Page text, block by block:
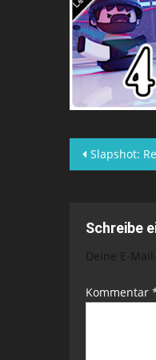
Slapshot:
Schreibe
Deine E-
Kommentar